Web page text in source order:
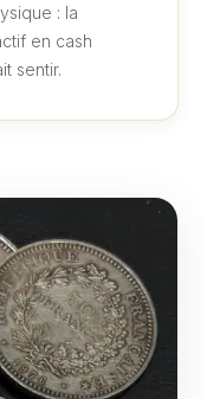
: la
en cash
sentir.